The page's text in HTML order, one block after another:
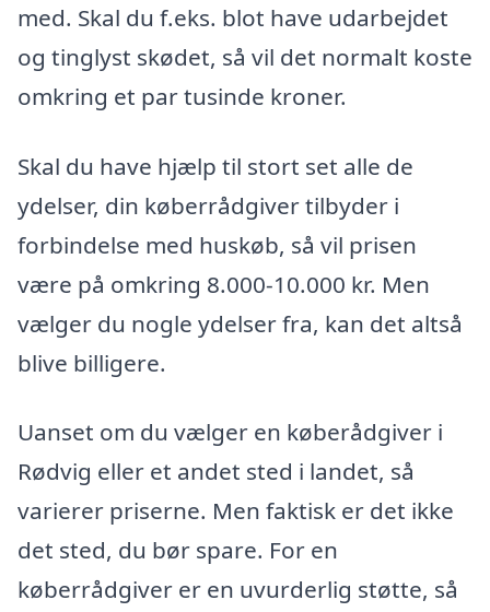
med. Skal du f.eks. blot have udarbejdet
og tinglyst skødet, så vil det normalt koste
omkring et par tusinde kroner.
Skal du have hjælp til stort set alle de
ydelser, din køberrådgiver tilbyder i
forbindelse med huskøb, så vil prisen
være på omkring 8.000-10.000 kr. Men
vælger du nogle ydelser fra, kan det altså
blive billigere.
Uanset om du vælger en køberådgiver i
Rødvig eller et andet sted i landet, så
varierer priserne. Men faktisk er det ikke
det sted, du bør spare. For en
køberrådgiver er en uvurderlig støtte, så